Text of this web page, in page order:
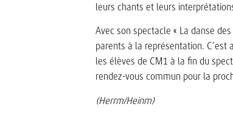
leurs chants et leurs
Avec son spectacle « La danse
parents à la représentation.
les élèves de CM1 à la fin du
rendez-vous commun pour la
(Herrm/Heinm)